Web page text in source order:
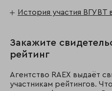
История участия ВГУВТ
Закажите
рейтинг
Агентство RAEX выдаёт
участникам рейтингов.